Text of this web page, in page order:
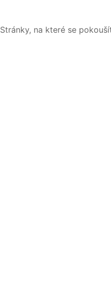
Stránky, na které se